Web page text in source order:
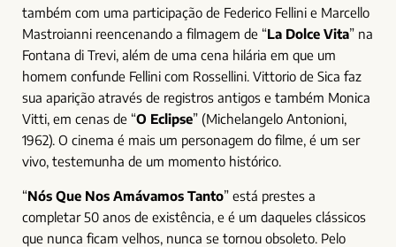
também com uma participação de Federico Fellini e Marcello
Mastroianni reencenando a filmagem de “La Dolce Vita” na
Fontana di Trevi, além de uma cena hilária em que um
homem confunde Fellini com Rossellini. Vittorio de Sica faz
sua aparição através de registros antigos e também Monica
Vitti, em cenas de “O Eclipse” (Michelangelo Antonioni,
1962). O cinema é mais um personagem do filme, é um ser
vivo, testemunha de um momento histórico.
“Nós Que Nos Amávamos Tanto” está prestes a
completar 50 anos de existência, e é um daqueles clássicos
que nunca ficam velhos, nunca se tornou obsoleto. Pelo